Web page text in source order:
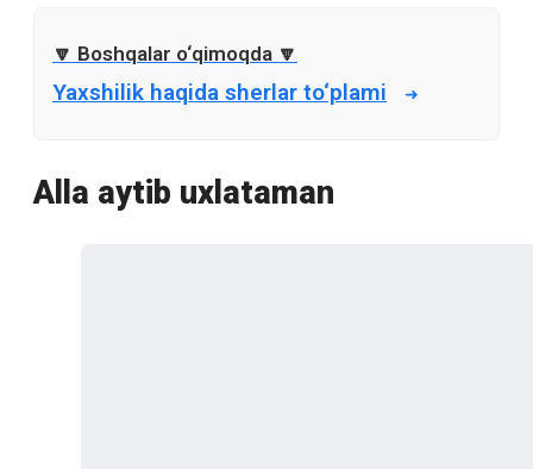
Yaxshilik haqida sherlar to‘plami
Alla aytib uxlataman